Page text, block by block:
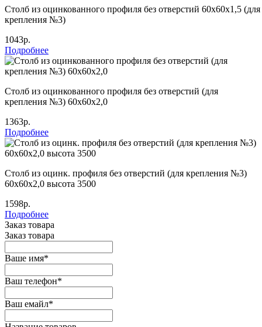
Столб из оцинкованного профиля без отверстий 60х60х1,5 (для
крепления №3)
1043р.
Подробнее
Столб из оцинкованного профиля без отверстий (для
крепления №3) 60х60х2,0
1363р.
Подробнее
Столб из оцинк. профиля без отверстий (для крепления №3)
60х60х2,0 высота 3500
1598р.
Подробнее
Заказ товара
Заказ товара
Ваше имя*
Ваш телефон*
Ваш емайл*